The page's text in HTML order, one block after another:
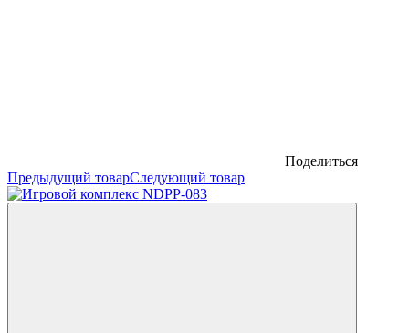
Поделиться
Предыдущий товарСледующий товар